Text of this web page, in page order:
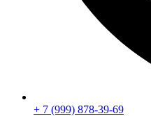
+ 7 (999) 878-39-69